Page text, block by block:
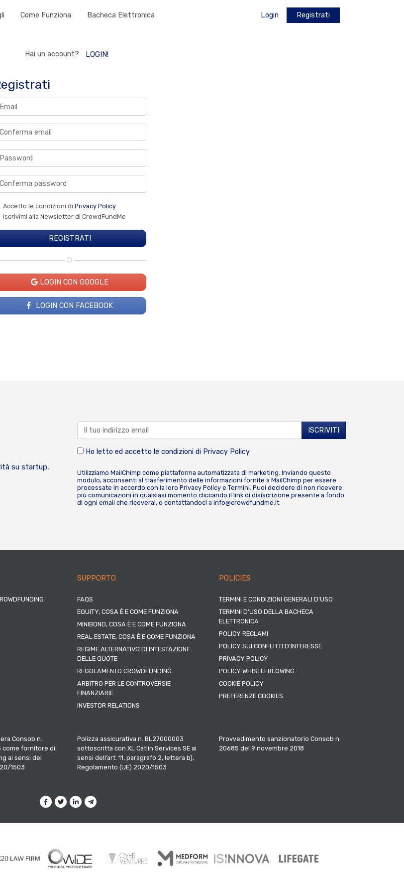
Come Funziona Bacheca Elettronica Login Registrati
Hai un account? LOGIN!
Accetto le condizioni di Privacy Policy
Iscrivimi alla Newsletter di CrowdFundMe
O
LOGIN CON GOOGLE
LOGIN CON FACEBOOK
su startup,
Ho letto ed accetto le condizioni di Privacy Policy
Utilizziamo MailChimp come piattaforma automatizzata di marketing. Inviando questo
modulo, acconsenti al trasferimento delle informazioni fornite a MailChimp per essere
processate in accordo con la loro Privacy Policy e Termini. Puoi decidere di non ricevere
più comunicazioni in qualsiasi momento cliccando il link di disiscrizione presente a fondo
di ogni email che riceverai, o contattandoci a info@crowdfundme.it.
SUPPORTO
FAQS
EQUITY, COSA È E COME FUNZIONA
MINIBOND, COSA È E COME FUNZIONA
REAL ESTATE, COSA È E COME FUNZIONA
REGIME ALTERNATIVO DI INTESTAZIONE
DELLE QUOTE
REGOLAMENTO CROWDFUNDING
ARBITRO PER LE CONTROVERSIE
FINANZIARIE
INVESTOR RELATIONS
POLICIES
TERMINI E CONDIZIONI GENERALI D’USO
TERMINI D’USO DELLA BACHECA
ELETTRONICA
POLICY RECLAMI
POLICY SUI CONFLITTI D’INTERESSE
PRIVACY POLICY
POLICY WHISTLEBLOWING
COOKIE POLICY
PREFERENZE COOKIES
Consob n.
come fornitore di
ai sensi del
1503
Polizza assicurativa n. BL27000003
sottoscritta con XL Catlin Services SE ai
sensi dell’art. 11, paragrafo 2, lettera b),
Regolamento (UE) 2020/1503
Provvedimento sanzionatorio Consob n.
20685 del 9 novembre 2018